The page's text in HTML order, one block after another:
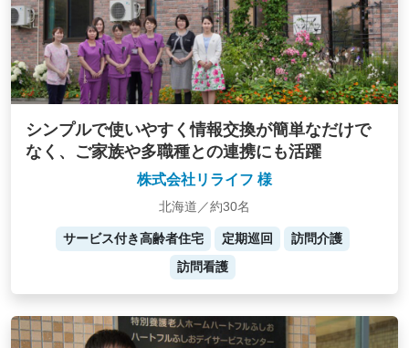
シンプルで使いやすく情報交換が簡単なだけで
なく、ご家族や多職種との連携にも活躍
株式会社リライフ 様
北海道／約30名
サービス付き高齢者住宅 定期巡回
訪問介護
訪問看護